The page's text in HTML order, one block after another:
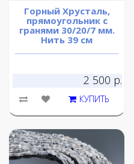
Горный Хрусталь,
прямоугольник с
гранями 30/20/7 мм.
Нить 39 см
2 500 р.
КУПИТЬ